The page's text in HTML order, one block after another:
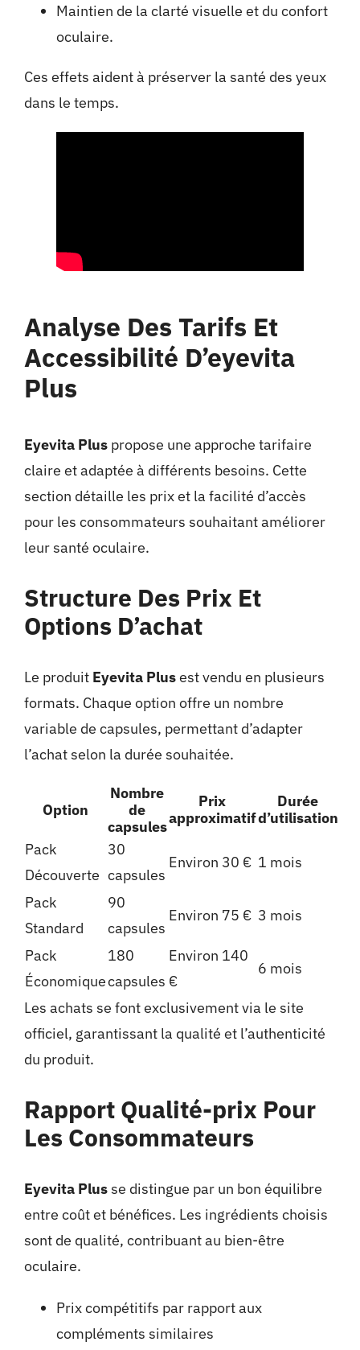
Maintien de la clarté visuelle et du confort
oculaire.
Ces effets aident à préserver la santé des yeux
dans le temps.
Analyse Des Tarifs Et
Accessibilité D’eyevita
Plus
Eyevita Pluspropose une approche tarifaire
claire et adaptée à différents besoins. Cette
section détaille les prix et la facilité d’accès
pour les consommateurs souhaitant améliorer
leur santé oculaire.
Structure Des Prix Et
Options D’achat
Le produit Eyevita Plusest vendu en plusieurs
formats. Chaque option offre un nombre
variable de capsules, permettant d’adapter
l’achat selon la durée souhaitée.
Option
Nombre
de
capsules
Prix
approximatif
Durée
d’utilisation
Pack
Découverte
30
capsules
Environ 30 € 1 mois
Pack
Standard
90
capsules
Environ 75 € 3 mois
Pack
Économique
180
capsules
Environ 140
€
6 mois
Les achats se font exclusivement via le site
officiel, garantissant la qualité et l’authenticité
du produit.
Rapport Qualité-prix Pour
Les Consommateurs
Eyevita Plusse distingue par un bon équilibre
entre coût et bénéfices. Les ingrédients choisis
sont de qualité, contribuant au bien-être
oculaire.
Prix compétitifs par rapport aux
compléments similaires